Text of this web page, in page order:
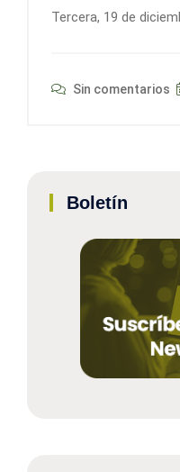
Tercera, 19 de
Sin comentarios
Boletín